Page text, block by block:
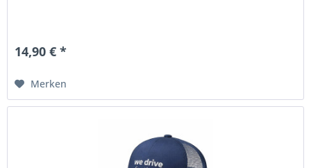
14,90 € *
Merken